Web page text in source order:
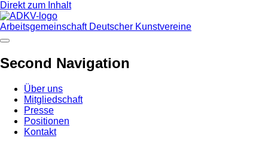
Direkt zum Inhalt
Arbeitsgemeinschaft Deutscher Kunstvereine
Second Navigation
Über uns
Mitgliedschaft
Presse
Positionen
Kontakt